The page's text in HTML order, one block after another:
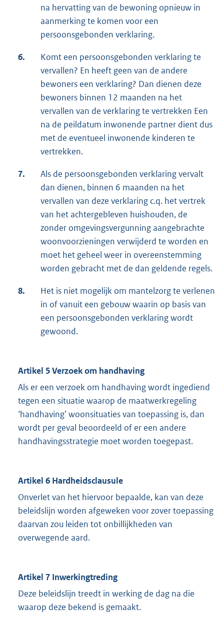
na hervatting van de bewoning opnieuw in
aanmerking te komen voor een
persoonsgebonden verklaring.
6.
Komt een persoonsgebonden verklaring te
vervallen? En heeft geen van de andere
bewoners een verklaring? Dan dienen deze
bewoners binnen 12 maanden na het
vervallen van de verklaring te vertrekken Een
na de peildatum inwonende partner dient dus
met de eventueel inwonende kinderen te
vertrekken.
7.
Als de persoonsgebonden verklaring vervalt
dan dienen, binnen 6 maanden na het
vervallen van deze verklaring c.q. het vertrek
van het achtergebleven huishouden, de
zonder omgevingsvergunning aangebrachte
woonvoorzieningen verwijderd te worden en
moet het geheel weer in overeenstemming
worden gebracht met de dan geldende regels.
8.
Het is niet mogelijk om mantelzorg te verlenen
in of vanuit een gebouw waarin op basis van
een persoonsgebonden verklaring wordt
gewoond.
Artikel 5 Verzoek om handhaving
Als er een verzoek om handhaving wordt ingediend
tegen een situatie waarop de maatwerkregeling
‘handhaving’ woonsituaties van toepassing is, dan
wordt per geval beoordeeld of er een andere
handhavingsstrategie moet worden toegepast.
Artikel 6 Hardheidsclausule
Onverlet van het hiervoor bepaalde, kan van deze
beleidslijn worden afgeweken voor zover toepassing
daarvan zou leiden tot onbillijkheden van
overwegende aard.
Artikel 7 Inwerkingtreding
Deze beleidslijn treedt in werking de dag na die
waarop deze bekend is gemaakt.